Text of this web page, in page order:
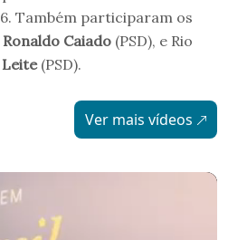
Também participaram os
Ronaldo Caiado (PSD), e Rio
(PSD).
Ver mais vídeos